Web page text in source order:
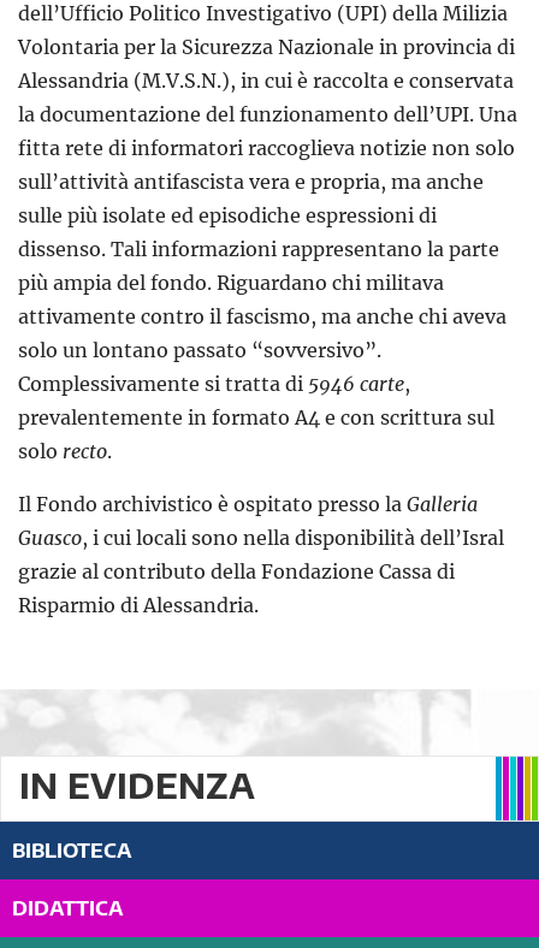
dell’Ufficio Politico Investigativo (UPI) della Milizia
Volontaria per la Sicurezza Nazionale in provincia di
Alessandria (M.V.S.N.), in cui è raccolta e conservata
la documentazione del funzionamento dell’UPI. Una
fitta rete di informatori raccoglieva notizie non solo
sull’attività antifascista vera e propria, ma anche
sulle più isolate ed episodiche espressioni di
dissenso. Tali informazioni rappresentano la parte
più ampia del fondo. Riguardano chi militava
attivamente contro il fascismo, ma anche chi aveva
solo un lontano passato “sovversivo”.
Complessivamente si tratta di 5946 carte,
prevalentemente in formato A4 e con scrittura sul
solo recto.
Il Fondo archivistico è ospitato presso la Galleria
Guasco, i cui locali sono nella disponibilità dell’Isral
grazie al contributo della Fondazione Cassa di
Risparmio di Alessandria.
IN EVIDENZA
BIBLIOTECA
DIDATTICA